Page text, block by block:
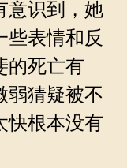
意识到，她
些表情和反
的死亡有
弱猜疑被不
快根本没有